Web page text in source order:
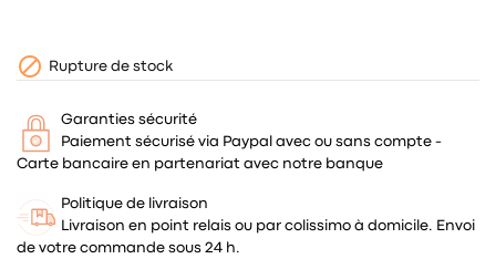
 Rupture de stock
Garanties sécurité
Paiement sécurisé via Paypal avec ou sans compte -
Carte bancaire en partenariat avec notre banque
Politique de livraison
Livraison en point relais ou par colissimo à domicile. Envoi
de votre commande sous 24 h.